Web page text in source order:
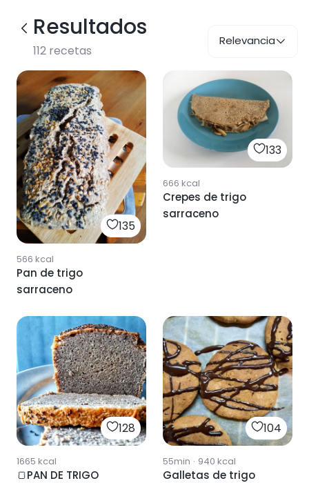
Resultados
112 recetas
Relevancia
135
566 kcal
Pan de trigo
sarraceno
133
666 kcal
Crepes de trigo
sarraceno
128
1665 kcal
🍞PAN DE TRIGO
104
55min · 940 kcal
Galletas de trigo